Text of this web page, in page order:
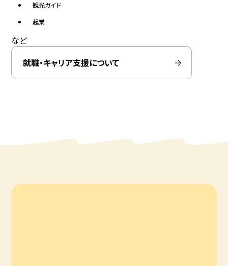
観光ガイド
起業
など
就職・キャリア支援について